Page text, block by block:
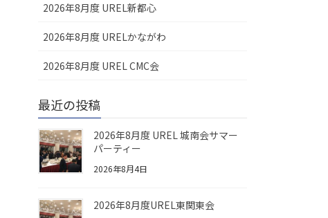
2026年8月度 UREL新都心
2026年8月度 URELかながわ
2026年8月度 UREL CMC会
最近の投稿
2026年8月度 UREL 城南会サマー
パーティー
2026年8月4日
2026年8月度UREL東関東会